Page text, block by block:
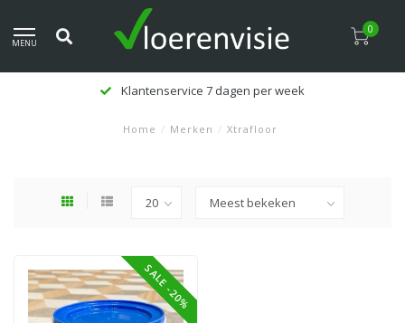
MENU
0
Klanten beoordelen
Home / Merken / Xtrafloor
SALE -20%